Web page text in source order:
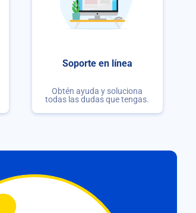
Soporte en línea
Obtén ayuda y soluciona
todas las dudas que tengas.